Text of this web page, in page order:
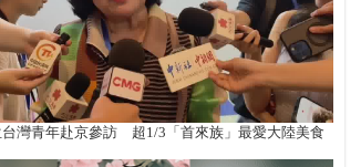
台灣青年赴京參訪 超1/3「首來族」最愛大陸美食